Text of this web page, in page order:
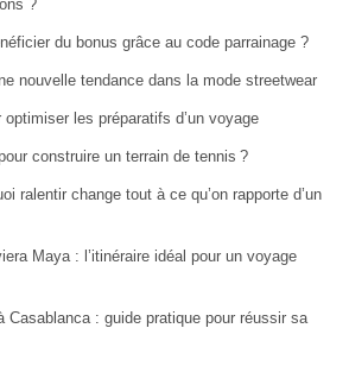
?
du bonus grâce au code parrainage ?
nouvelle tendance dans la mode streetwear
les préparatifs d’un voyage
construire un terrain de tennis ?
ralentir change tout à ce qu’on rapporte d’un
Maya : l’itinéraire idéal pour un voyage
Casablanca : guide pratique pour réussir sa